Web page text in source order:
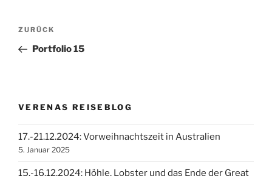
Beitragsnavigation
Vorheriger
Beitrag
ZURÜCK
Portfolio 15
VERENAS REISEBLOG
17.-21.12.2024: Vorweihnachtszeit in Australien
5. Januar 2025
15.-16.12.2024: Höhle, Lobster und das Ende der Great